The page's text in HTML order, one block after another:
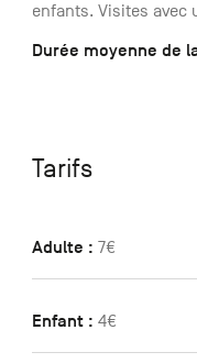
enfants. Visites avec
Durée moyenne de
Tarifs
Adulte : 7€
Enfant : 4€